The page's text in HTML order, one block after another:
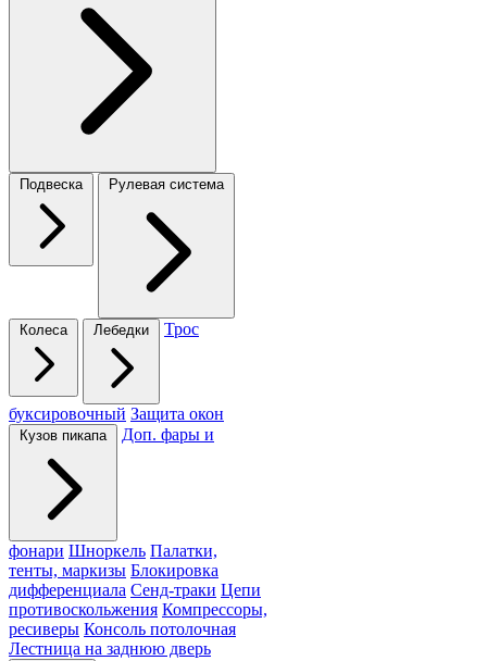
Подвеска Рулевая система
Колеса Лебедки Трос
буксировочный Защита окон
Кузов пикапа Доп. фары и
фонари Шноркель Палатки,
тенты, маркизы Блокировка
дифференциала Сенд-траки Цепи
противоскольжения Компрессоры,
ресиверы Консоль потолочная
Лестница на заднюю дверь